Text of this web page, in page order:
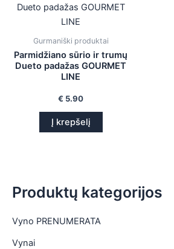
Produktų kategorijos
Vyno PRENUMERATA
Vynai
Gurmaniški produktai
Parmidžiano sūrio ir trumų
Dueto padažas GOURMET
LINE
€ 5.90
Į krepšelį